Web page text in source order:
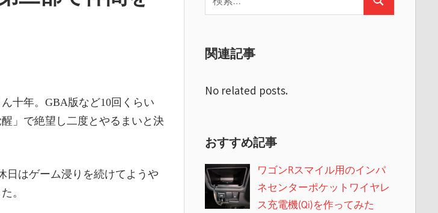
十年。GBA版など10回くらい
」で絶望し二度とやるまいと決
日はゲーム浸りを続けてようや
。
索:
検
関連記事
No related posts.
おすすめ記事
ワゴンRスマイル用のインパ
ネセンターポケットワイヤレ
ス充電機(Qi)を作ってみた